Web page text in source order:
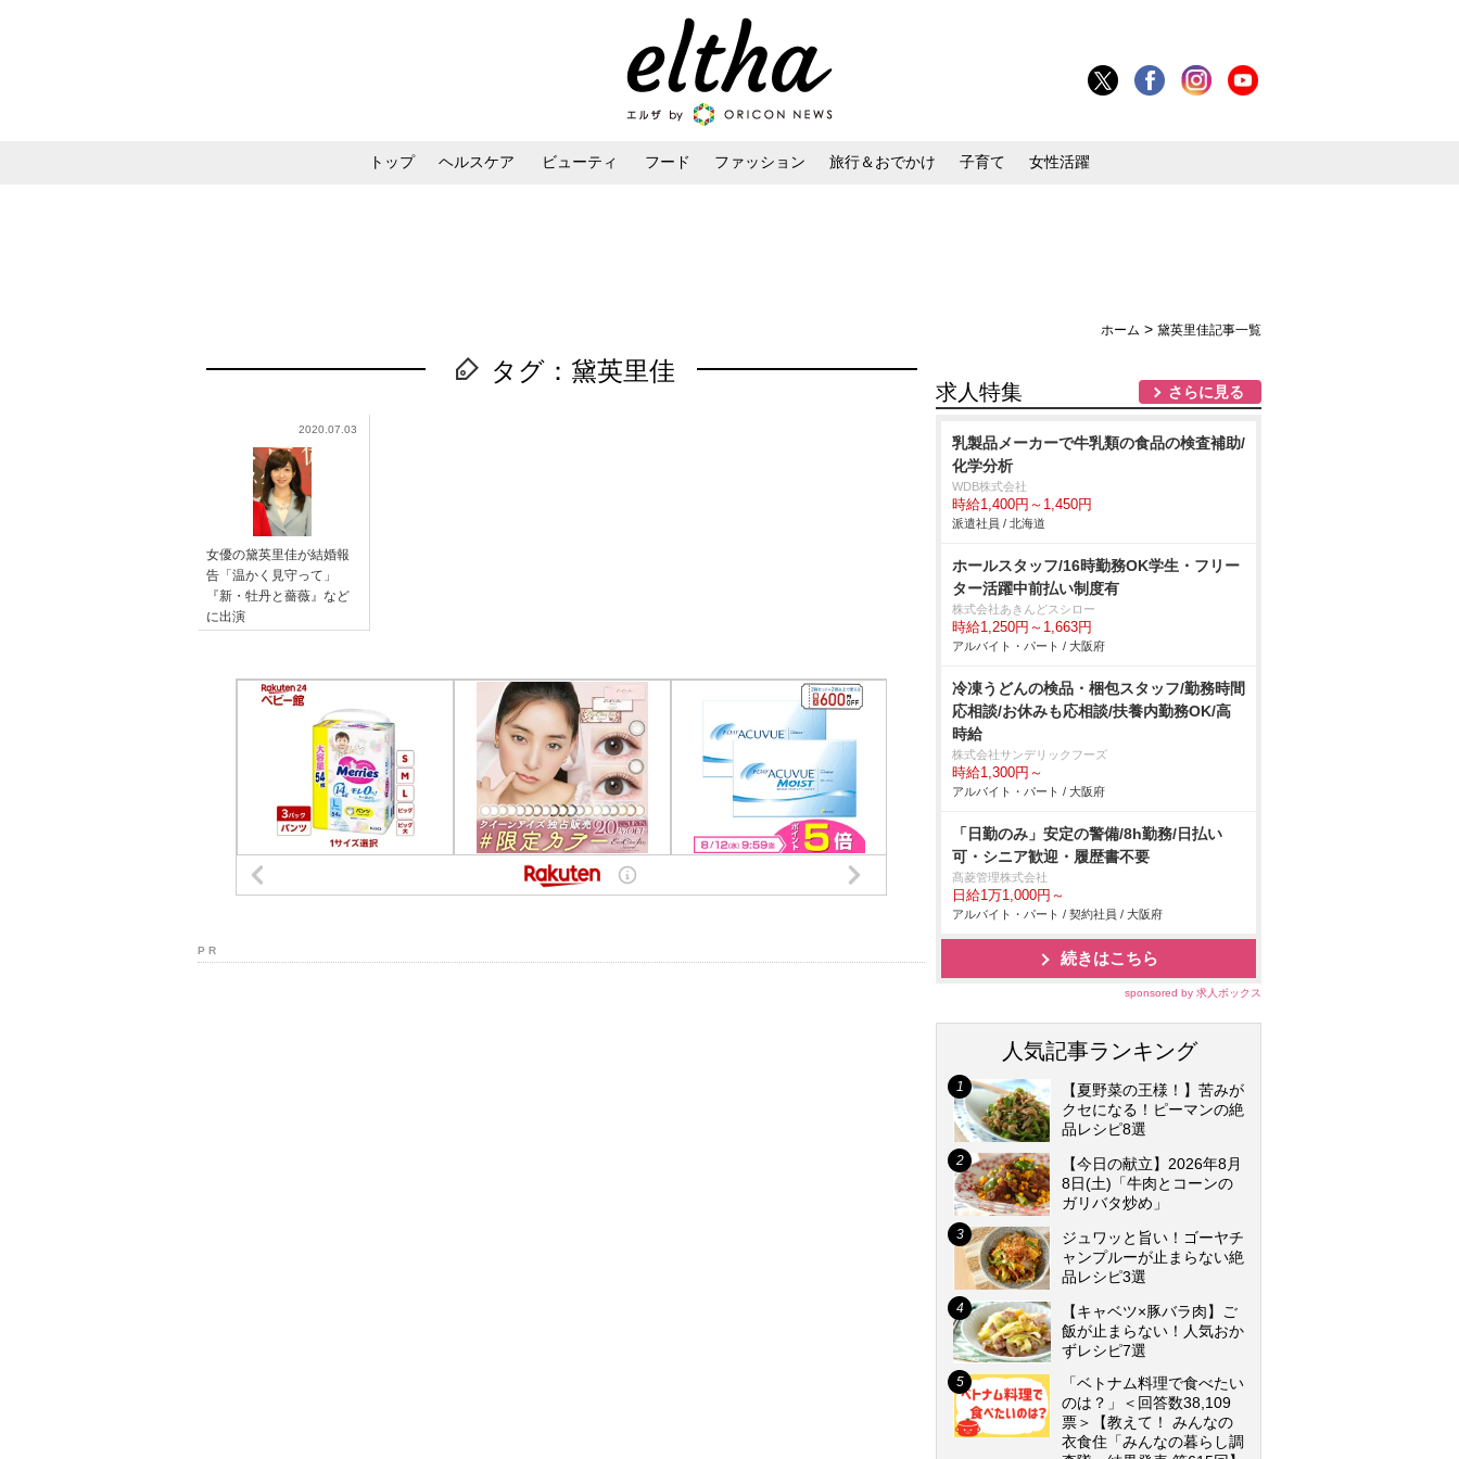
トップ ヘルスケア ビューティ フード ファッション 旅行＆おでかけ 子育て 女性活躍
ホーム > 黛英里佳記事一覧
タグ：黛英里佳
2020.07.03
女優の黛英里佳が結婚報
告「温かく見守って」
『新・牡丹と薔薇』など
に出演
P R
求人特集 さらに見る
乳製品メーカーで牛乳類の食品の検査補助/
化学分析
WDB株式会社
時給1,400円～1,450円
派遣社員 / 北海道
ホールスタッフ/16時勤務OK学生・フリー
ター活躍中前払い制度有
株式会社あきんどスシロー
時給1,250円～1,663円
アルバイト・パート / 大阪府
冷凍うどんの検品・梱包スタッフ/勤務時間
応相談/お休みも応相談/扶養内勤務OK/高
時給
株式会社サンデリックフーズ
時給1,300円～
アルバイト・パート / 大阪府
「日勤のみ」安定の警備/8h勤務/日払い
可・シニア歓迎・履歴書不要
髙菱管理株式会社
日給1万1,000円～
アルバイト・パート / 契約社員 / 大阪府
続きはこちら
sponsored by 求人ボックス
人気記事ランキング
【夏野菜の王様！】苦みが
クセになる！ピーマンの絶
品レシピ8選
【今日の献立】2026年8月
8日(土)「牛肉とコーンの
ガリバタ炒め」
ジュワッと旨い！ゴーヤチ
ャンプルーが止まらない絶
品レシピ3選
【キャベツ×豚バラ肉】ご
飯が止まらない！人気おか
ずレシピ7選
「ベトナム料理で食べたい
のは？」＜回答数38,109
票＞【教えて！ みんなの
衣食住「みんなの暮らし調